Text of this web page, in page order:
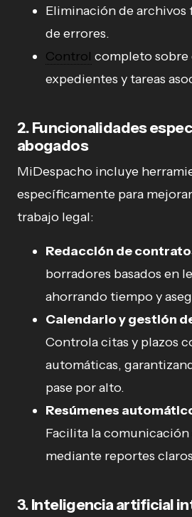
Eliminación de
de errores.
Control completo sobre
expedientes y tareas
2. Funcionalidades
abogados
MiDespacho incluye
específicamente para
trabajo legal:
Redacción de
borradores basados en
ahorrando tiempo y
Calendario y gestión
Controla citas y plazos
automáticas,
pase por alto.
Resúmenes
Facilita la
mediante reportes
3. Inteligencia artificial